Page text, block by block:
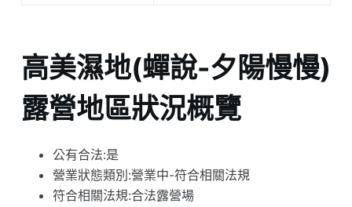
高美濕地(蟬說-夕陽慢慢)
露營地區狀況概覽
公有合法:是
營業狀態類別:營業中-符合相關法規
符合相關法規:合法露營場